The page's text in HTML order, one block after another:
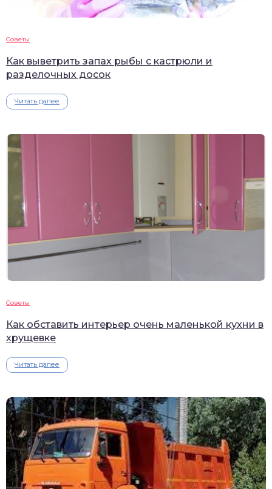
Советы
Как выветрить запах рыбы с кастрюли и
разделочных досок
Читать далее
Советы
Как обставить интерьер очень маленькой кухни в
хрущевке
Читать далее